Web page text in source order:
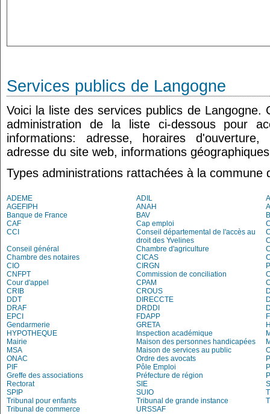
Services publics de Langogne
Voici la liste des services publics de Langogne.
administration de la liste ci-dessous pour
informations: adresse, horaires
adresse du site web, informations
Types administrations rattachées à la commune
ADEME ADIL
AGEFIPH
ANAH
Banque de France
BAV
CAF
Cap emploi
CCI
Conseil départemental de l'accès au
droit des Yvelines
Conseil général
Chambre d'agriculture
Chambre des notaires
CICAS
CIO
CIRGN
CNFPT
Commission de conciliation
Cour d'appel
CPAM
CRIB
CROUS
DDT
DIRECCTE
DRAF
DRDDI
EPCI
FDAPP
Gendarmerie
GRETA
HYPOTHEQUE
Inspection académique
Mairie
Maison des personnes handicapées
MSA
Maison de services au public
ONAC
Ordre des avocats
PIF
Pôle Emploi
Greffe des associations
Préfecture de région
Rectorat
SIE
SPIP
SUIO
Tribunal pour enfants
Tribunal de grande instance
Tribunal de commerce
URSSAF